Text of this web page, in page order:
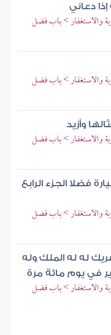
دعاني
والاستغفار > باب فضل
والاستغفار > باب فضل
وأزيد
والاستغفار > باب فضل
فضلا الجزء الرابع
والاستغفار > باب فضل
شريك له له الملك وله
في يوم مائة مرة
والاستغفار > باب فضل